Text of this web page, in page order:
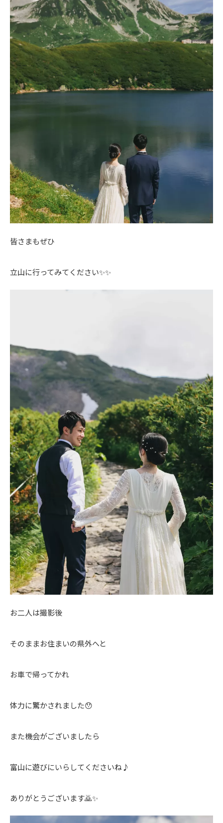
皆さまもぜひ
立山に行ってみてください✨✨
お二人は撮影後
そのままお住まいの県外へと
お車で帰ってかれ
体力に驚かされました😯
また機会がございましたら
富山に遊びにいらしてくださいね♪
ありがとうございます🙇✨